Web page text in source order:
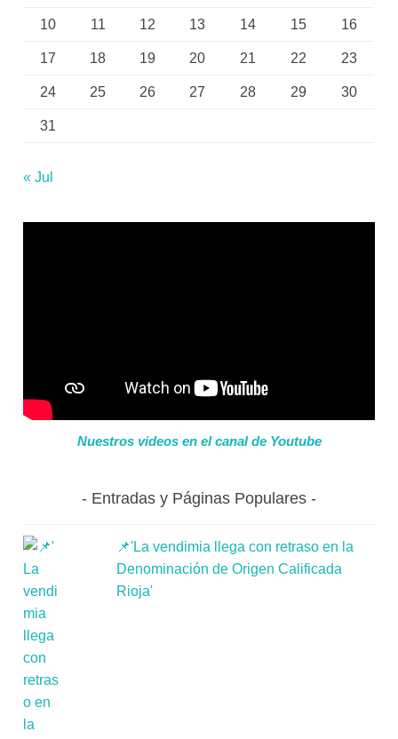
10 11 12 13 14 15 16
17 18 19 20 21 22 23
24 25 26 27 28 29 30
31
« Jul
Nuestros videos en el canal de Youtube
Entradas y Páginas Populares
📌'La vendimia llega con retraso en la
Denominación de Origen Calificada
Rioja'